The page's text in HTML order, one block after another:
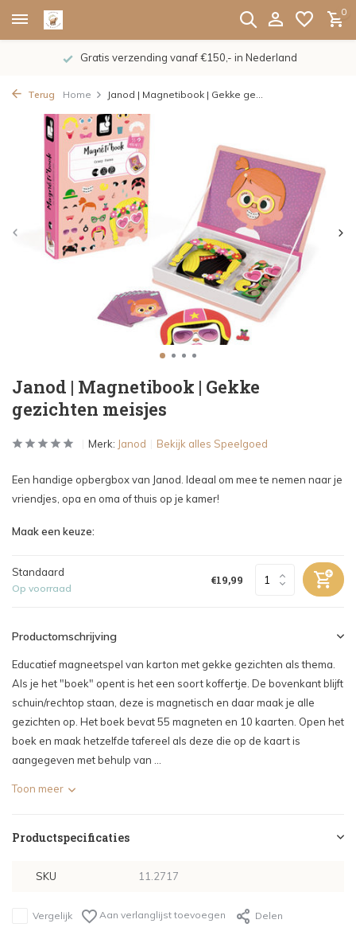
0
Gratis verzending vanaf €150,- in Nederland
Terug Home Janod | Magnetibook | Gekke ge...
Janod | Magnetibook | Gekke
gezichten meisjes
Merk: Janod Bekijk alles Speelgoed
Een handige opbergbox van Janod. Ideaal om mee te nemen naar je
vriendjes, opa en oma of thuis op je kamer!
Maak een keuze:
Standaard
Op voorraad
€19,99
Productomschrijving
Educatief magneetspel van karton met gekke gezichten als thema.
Als je het "boek" opent is het een soort koffertje. De bovenkant blijft
schuin/rechtop staan, deze is magnetisch en daar maak je alle
gezichten op. Het boek bevat 55 magneten en 10 kaarten. Open het
boek en maak hetzelfde tafereel als deze die op de kaart is
aangegeven met behulp van ...
Toon meer
Productspecificaties
SKU 11.2717
Vergelijk Aan verlanglijst toevoegen Delen